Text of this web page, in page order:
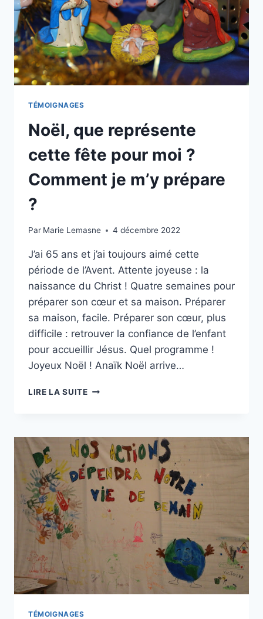
TÉMOIGNAGES
Noël, que représente
cette fête pour moi ?
Comment je m’y prépare
?
Par Marie Lemasne 4 décembre 2022
J’ai 65 ans et j’ai toujours aimé cette
période de l’Avent. Attente joyeuse : la
naissance du Christ ! Quatre semaines pour
préparer son cœur et sa maison. Préparer
sa maison, facile. Préparer son cœur, plus
difficile : retrouver la confiance de l’enfant
pour accueillir Jésus. Quel programme !
Joyeux Noël ! Anaïk Noël arrive…
LIRE LA SUITENOËL,
FÊTE
POUR
?
COMMENT
JE
M’Y
TÉMOIGNAGES